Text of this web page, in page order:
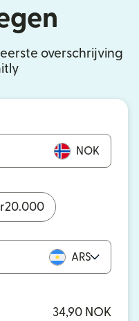
overschrijving
NOK
20.000
ARS
34,90 NOK